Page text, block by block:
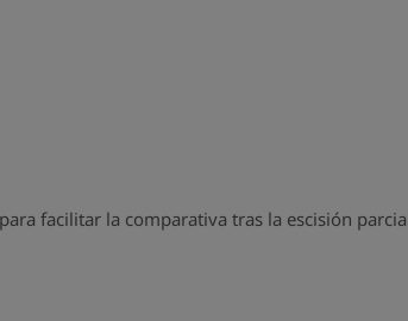
facilitar la comparativa tras la escisión